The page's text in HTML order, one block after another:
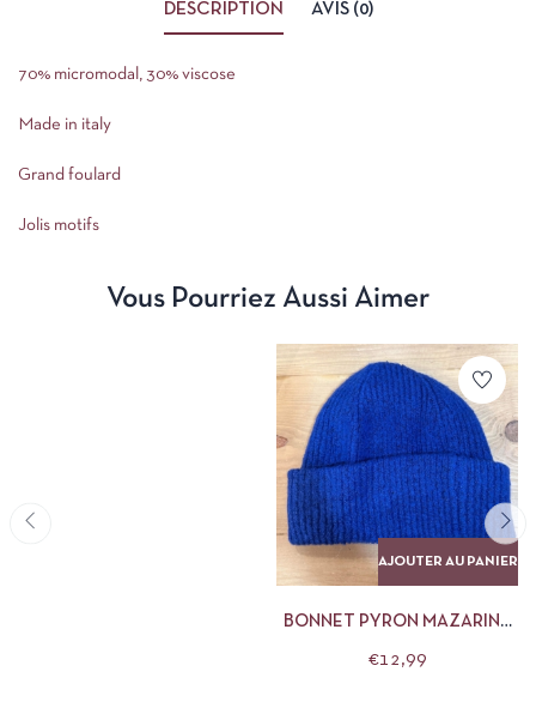
DESCRIPTION AVIS (0)
70% micromodal, 30% viscose
Made in italy
Grand foulard
Jolis motifs
Vous Pourriez Aussi Aimer
AJOUTER AU PANIER
BONNET PYRON MAZARINE
€12,99